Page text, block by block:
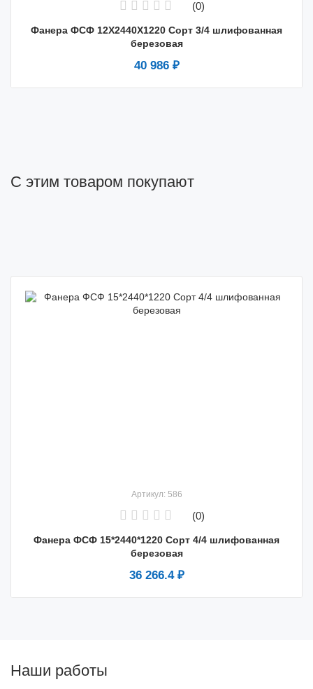
(0)
Фанера ФСФ 12X2440X1220 Сорт 3/4 шлифованная
березовая
40 986 ₽
С этим товаром покупают
Артикул: 586
(0)
Фанера ФСФ 15*2440*1220 Сорт 4/4 шлифованная
березовая
36 266.4 ₽
Наши работы